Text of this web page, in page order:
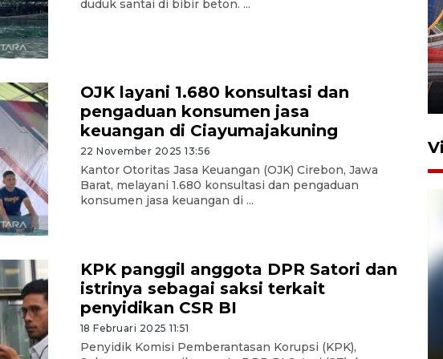
duduk santai di bibir beton. ...
OJK layani 1.680 konsultasi dan
pengaduan konsumen jasa
keuangan di Ciayumajakuning
22 November 2025 13:56
Kantor Otoritas Jasa Keuangan (OJK) Cirebon, Jawa
Barat, melayani 1.680 konsultasi dan pengaduan
konsumen jasa keuangan di ...
KPK panggil anggota DPR Satori dan
istrinya sebagai saksi terkait
penyidikan CSR BI
18 Februari 2025 11:51
Penyidik Komisi Pemberantasan Korupsi (KPK),
12 Juni 2026 18:49
Pelanggan Filaha Farm setia
sampai 8 tahan?
1 Juni 2026 05:47